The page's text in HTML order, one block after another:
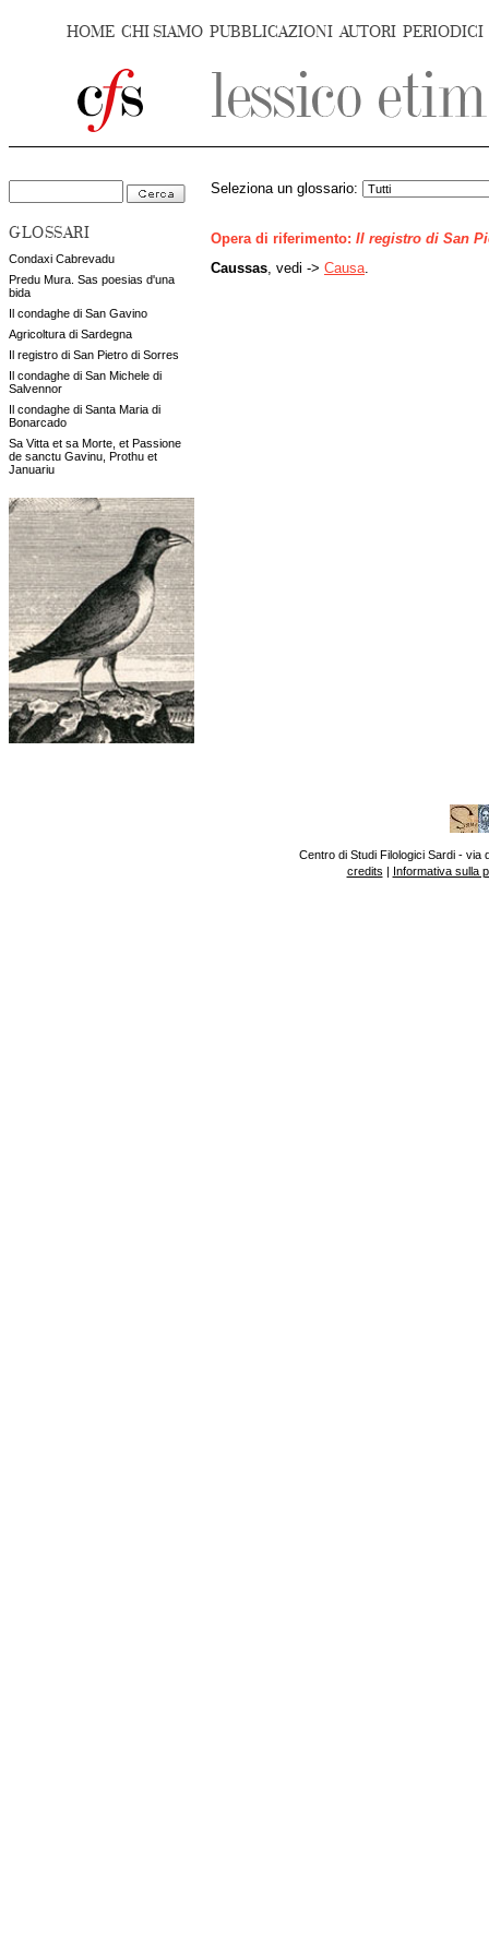
HOME CHI SIAMO PUBBLICAZIONI AUTORI PERIODICI
GLOSSARI
Condaxi Cabrevadu
Predu Mura. Sas poesias d'una
bida
Il condaghe di San Gavino
Agricoltura di Sardegna
Il registro di San Pietro di Sorres
Il condaghe di San Michele di
Salvennor
Il condaghe di Santa Maria di
Bonarcado
Sa Vitta et sa Morte, et Passione
de sanctu Gavinu, Prothu et
Januariu
Seleziona un glossario:
Opera di riferimento: Il registro di San
Caussas , vedi -> Causa
Centro di Studi Filologici Sardi - via
credits | Informativa sulla